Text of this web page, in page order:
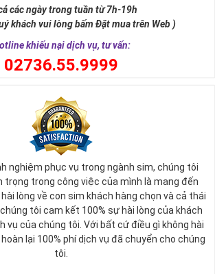
con số đẹp nhất, quyền quý nhất trong tất cả
diện cho quyền lực, sức mạnh, sự kiêu hãnh
Sim Lục Quý 9 có ý nghĩa gì?
các ngày trong tuần từ 7h-19h
khách vui lòng bấm Đặt mua trên Web )
khiếu nại dịch vụ, tư vấn:
02736.55.9999
nghiệm phục vụ trong ngành sim, chúng tôi
trọng trong công việc của mình là mang đến
lòng về con sim khách hàng chọn và cả thái
tôi cam kết 100% sự hài lòng của khách
vụ của chúng tôi. Với bất cứ điều gì không hài
lại 100% phí dịch vụ đã chuyển cho chúng
tôi.